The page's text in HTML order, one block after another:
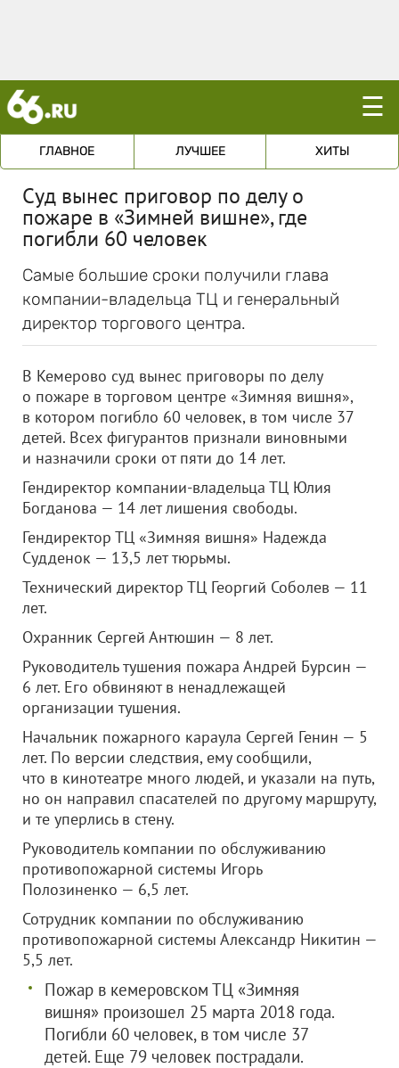
☰
ГЛАВНОЕ ЛУЧШЕЕ ХИТЫ
Суд вынес приговор по делу о
пожаре в «Зимней вишне», где
погибли 60 человек
Самые большие сроки получили глава
компании-владельца ТЦ и генеральный
директор торгового центра.
В Кемерово суд вынес приговоры по делу
о пожаре в торговом центре «Зимняя вишня»,
в котором погибло 60 человек, в том числе 37
детей. Всех фигурантов признали виновными
и назначили сроки от пяти до 14 лет.
Гендиректор компании-владельца ТЦ Юлия
Богданова — 14 лет лишения свободы.
Гендиректор ТЦ «Зимняя вишня» Надежда
Судденок — 13,5 лет тюрьмы.
Технический директор ТЦ Георгий Соболев — 11
лет.
Охранник Сергей Антюшин — 8 лет.
Руководитель тушения пожара Андрей Бурсин —
6 лет. Его обвиняют в ненадлежащей
организации тушения.
Начальник пожарного караула Сергей Генин — 5
лет. По версии следствия, ему сообщили,
что в кинотеатре много людей, и указали на путь,
но он направил спасателей по другому маршруту,
и те уперлись в стену.
Руководитель компании по обслуживанию
противопожарной системы Игорь
Полозиненко — 6,5 лет.
Сотрудник компании по обслуживанию
противопожарной системы Александр Никитин —
5,5 лет.
Пожар в кемеровском ТЦ «Зимняя
вишня» произошел 25 марта 2018 года.
Погибли 60 человек, в том числе 37
детей. Еще 79 человек пострадали.